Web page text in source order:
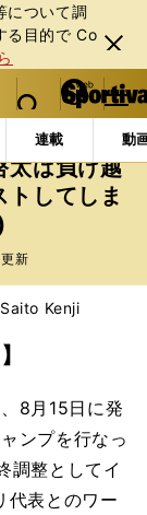
について調
る⽬的で Co
閉じ
る
web Sportiva (webスポルティーバ)
検索
マイペ
ー
ジ
メニュ
連載 動
ラグビー日本代表
は負け越
トしてしま
新
Kenji
8月15日に発
ンプを行なっ
調整としてイ
代表とのワー